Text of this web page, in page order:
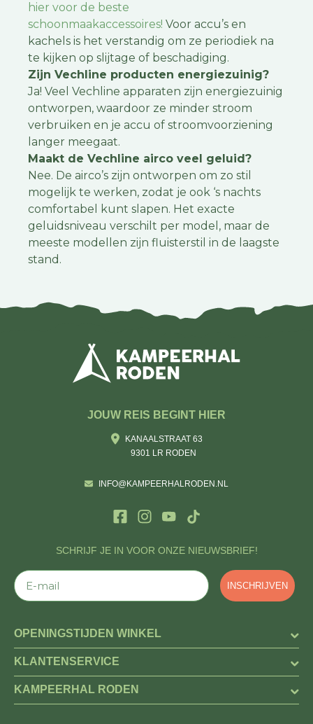
hier voor de beste
schoonmaakaccessoires! Voor accu’s en
kachels is het verstandig om ze periodiek na
te kijken op slijtage of beschadiging.
Zijn Vechline producten energiezuinig?
Ja! Veel Vechline apparaten zijn energiezuinig
ontworpen, waardoor ze minder stroom
verbruiken en je accu of stroomvoorziening
langer meegaat.
Maakt de Vechline airco veel geluid?
Nee. De airco’s zijn ontworpen om zo stil
mogelijk te werken, zodat je ook ‘s nachts
comfortabel kunt slapen. Het exacte
geluidsniveau verschilt per model, maar de
meeste modellen zijn fluisterstil in de laagste
stand.
SCHRIJF JE IN VOOR ONZE NIEUWSBRIEF!
E-mail
INSCHRIJVEN
JOUW REIS BEGINT HIER
KANAALSTRAAT 63
9301 LR RODEN
INFO@KAMPEERHALRODEN.NL
OPENINGSTIJDEN WINKEL
KLANTENSERVICE
KAMPEERHAL RODEN